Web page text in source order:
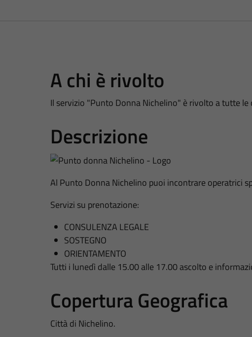
A chi è rivolto
Il servizio "Punto Donna Nichelino" è rivolto a tutte
Descrizione
Al Punto Donna Nichelino puoi incontrare operatrici
Servizi su prenotazione:
CONSULENZA LEGALE
SOSTEGNO
ORIENTAMENTO
Tutti i lunedì dalle 15.00 alle 17.00 ascolto e
Copertura Geografica
Città di Nichelino.